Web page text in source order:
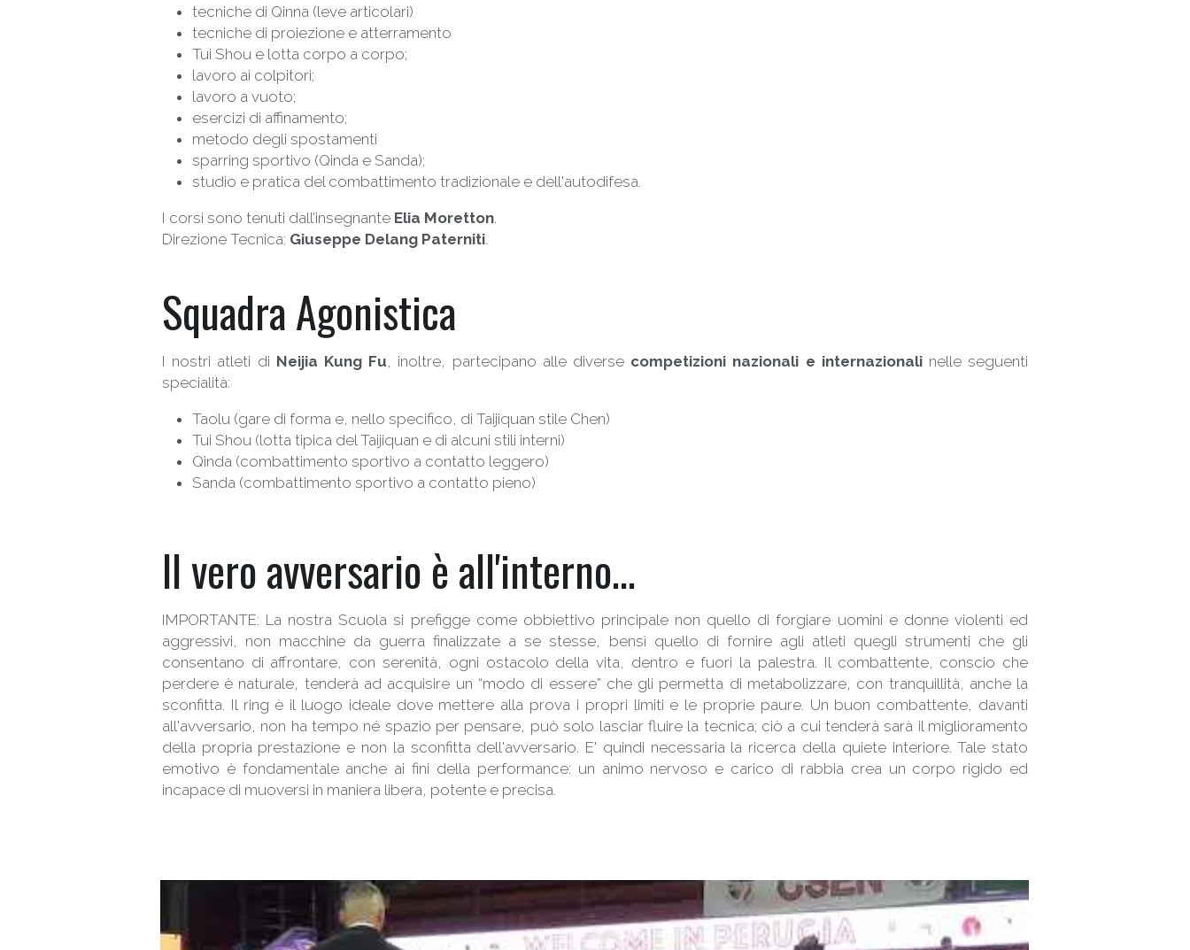
tecniche di Qinna (leve articolari)
tecniche di proiezione e atterramento
Tui Shou e lotta corpo a corpo;
lavoro ai colpitori;
lavoro a vuoto;
esercizi di affinamento;
metodo degli spostamenti
sparring sportivo (Qinda e Sanda);
studio e pratica del combattimento tradizionale e dell'autodifesa.
I corsi sono tenuti dall’insegnante Elia Moretton.
Direzione Tecnica: Giuseppe Delang Paterniti.
Squadra Agonistica
I nostri atleti di Neijia Kung Fu, inoltre, partecipano alle diverse competizioni nazionali e internazionali nelle seguenti
specialità:
Taolu (gare di forma e, nello specifico, di Taijiquan stile Chen)
Tui Shou (lotta tipica del Taijiquan e di alcuni stili interni)
Qinda (combattimento sportivo a contatto leggero)
Sanda (combattimento sportivo a contatto pieno)
Il vero avversario è all'interno...
IMPORTANTE: La nostra Scuola si prefigge come obbiettivo principale non quello di forgiare uomini e donne violenti ed
aggressivi, non macchine da guerra finalizzate a se stesse, bensì quello di fornire agli atleti quegli strumenti che gli
consentano di affrontare, con serenità, ogni ostacolo della vita, dentro e fuori la palestra. Il combattente, conscio che
perdere è naturale, tenderà ad acquisire un “modo di essere” che gli permetta di metabolizzare, con tranquillità, anche la
sconfitta. Il ring è il luogo ideale dove mettere alla prova i propri limiti e le proprie paure. Un buon combattente, davanti
all'avversario, non ha tempo né spazio per pensare, può solo lasciar fluire la tecnica; ciò a cui tenderà sarà il miglioramento
della propria prestazione e non la sconfitta dell'avversario. E' quindi necessaria la ricerca della quiete interiore. Tale stato
emotivo è fondamentale anche ai fini della performance: un animo nervoso e carico di rabbia crea un corpo rigido ed
incapace di muoversi in maniera libera, potente e precisa.